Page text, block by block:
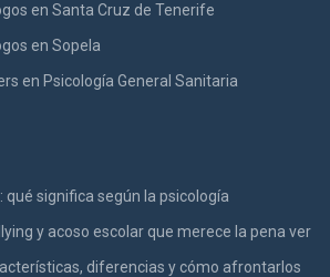
en Santa Cruz de Tenerife
en Sopela
en Psicología General Sanitaria
qué significa según la psicología
y acoso escolar que merece la pena ver
diferencias y cómo afrontarlos